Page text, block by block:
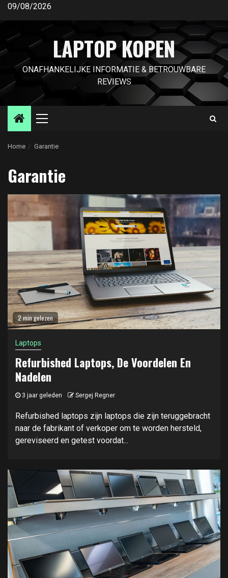
Ga
inhoud
09/08/2026
LAPTOP KOPEN
ONAFHANKELIJKE INFORMATIE & BETROUWBARE
REVIEWS
Primair
Home Garantie
Garantie
2 min gelezen
Laptops
Refurbished Laptops, De Voordelen En
Nadelen
3 jaar geleden Sergej Regner
Refurbished laptops zijn laptops die zijn teruggebracht
naar de fabrikant of verkoper om te worden hersteld,
gereviseerd en getest voordat...